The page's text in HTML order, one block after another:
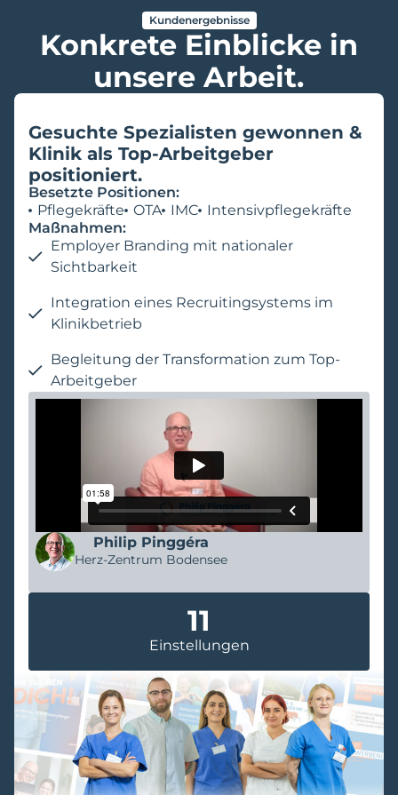
Kundenergebnisse
Konkrete Einblicke in
unsere Arbeit.
Gesuchte Spezialisten gewonnen &
Klinik als Top-Arbeitgeber
positioniert.
Besetzte Positionen:
Pflegekräfte OTA IMC Intensivpflegekräfte
Maßnahmen:
Employer Branding mit nationaler
Sichtbarkeit
Integration eines Recruitingsystems im
Klinikbetrieb
Begleitung der Transformation zum Top-
Arbeitgeber
Philip Pinggéra
Herz-Zentrum Bodensee
Einstellungen
11